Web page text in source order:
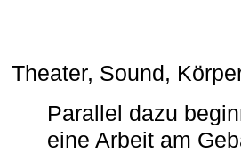
Theater, Sound,
Parallel dazu
eine Arbeit am